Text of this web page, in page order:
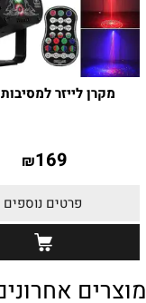
מקרן לייזר
₪169
פרטים נוספים
מוצרים